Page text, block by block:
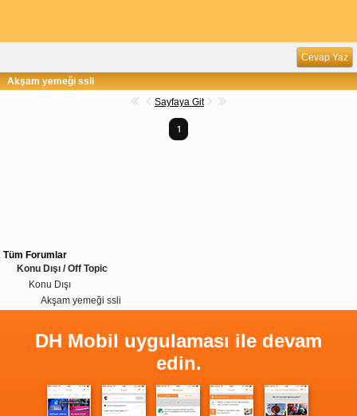
Cevap Yaz
Akşam yemeği ssli
Sayfaya Git
1
Tüm Forumlar
Konu Dışı / Off Topic
Konu Dışı
Akşam yemeği ssli
DH Mobil uygulaması ile devam
edin.